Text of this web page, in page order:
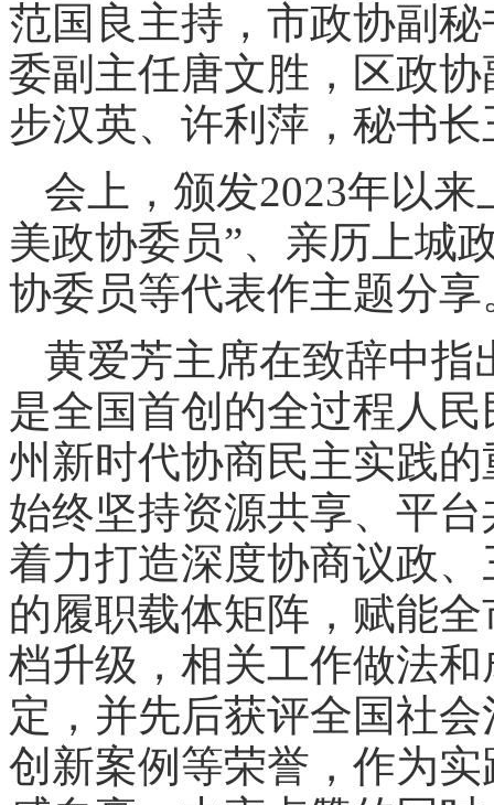
范国良主持，市政协副
委副主任唐文胜，区政
步汉英、许利萍，秘书
会上，颁发2023年以来
美政协委员”、亲历上城
协委员等代表作主题分享
黄爱芳主席在致辞中指
是全国首创的全过程人
州新时代协商民主实践
始终坚持资源共享、平
着力打造深度协商议政
的履职载体矩阵，赋能
档升级，相关工作做法
定，并先后获评全国社
创新案例等荣誉，作为